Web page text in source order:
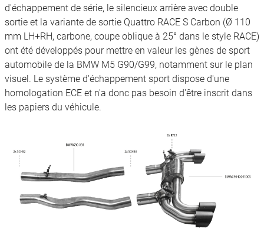
d'échappement de série, le silencieux arrière avec double
sortie et la variante de sortie Quattro RACE S Carbon (Ø 110
mm LH+RH, carbone, coupe oblique à 25° dans le style RACE)
ont été développés pour mettre en valeur les gènes de sport
automobile de la BMW M5 G90/G99, notamment sur le plan
visuel. Le système d'échappement sport dispose d'une
homologation ECE et n'a donc pas besoin d'être inscrit dans
les papiers du véhicule.